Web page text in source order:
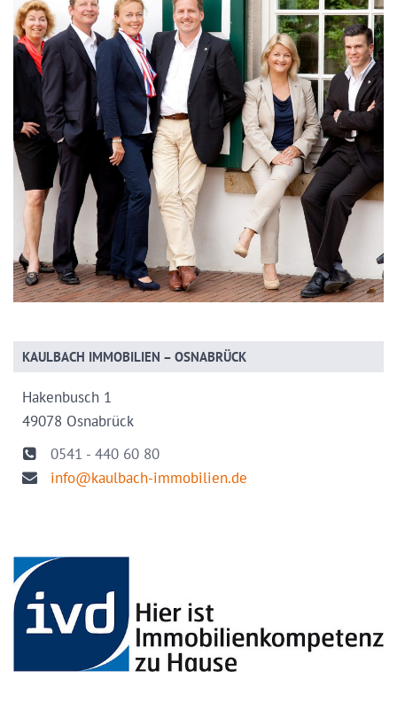
KAULBACH IMMOBILIEN – OSNABRÜCK
Hakenbusch 1
49078 Osnabrück
0541 - 440 60 80
info@kaulbach-immobilien.de